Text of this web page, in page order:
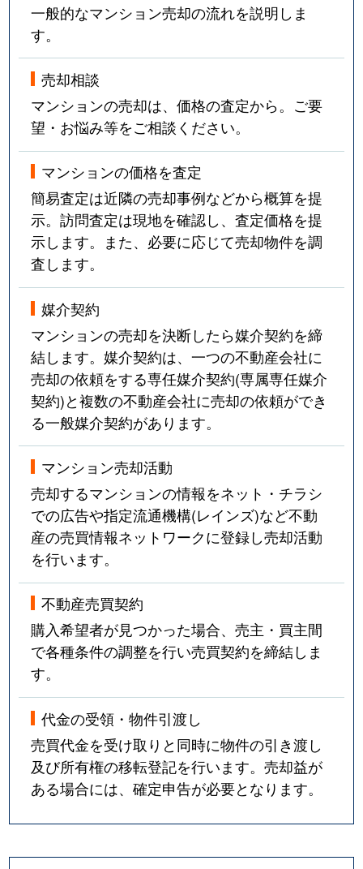
一般的なマンション売却の流れを説明しま
す。
売却相談
マンションの売却は、価格の査定から。ご要
望・お悩み等をご相談ください。
マンションの価格を査定
簡易査定は近隣の売却事例などから概算を提
示。訪問査定は現地を確認し、査定価格を提
示します。また、必要に応じて売却物件を調
査します。
媒介契約
マンションの売却を決断したら媒介契約を締
結します。媒介契約は、一つの不動産会社に
売却の依頼をする専任媒介契約(専属専任媒介
契約)と複数の不動産会社に売却の依頼ができ
る一般媒介契約があります。
マンション売却活動
売却するマンションの情報をネット・チラシ
での広告や指定流通機構(レインズ)など不動
産の売買情報ネットワークに登録し売却活動
を行います。
不動産売買契約
購入希望者が見つかった場合、売主・買主間
で各種条件の調整を行い売買契約を締結しま
す。
代金の受領・物件引渡し
売買代金を受け取りと同時に物件の引き渡し
及び所有権の移転登記を行います。売却益が
ある場合には、確定申告が必要となります。